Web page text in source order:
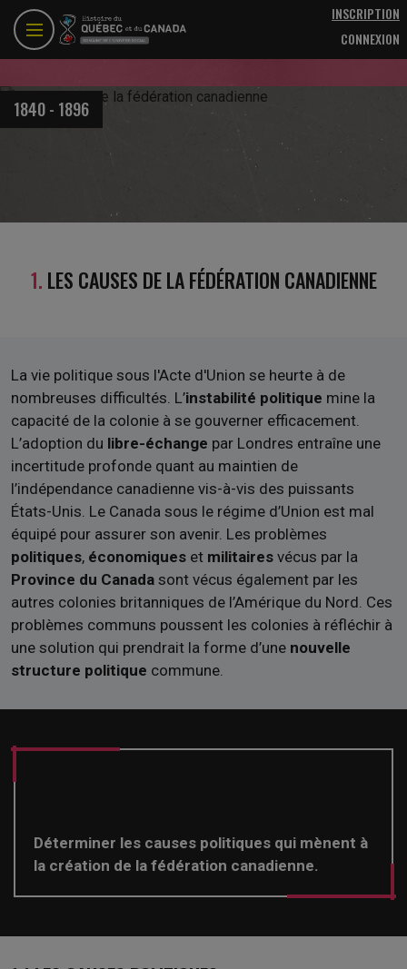
Aller au contenu principal
INSCRIPTION
CONNEXION
1840 - 1896
1. LES CAUSES DE LA FÉDÉRATION CANADIENNE
La vie politique sous l'Acte d'Union se heurte à de
nombreuses difficultés. L’instabilité politique mine la
capacité de la colonie à se gouverner efficacement.
L’adoption du libre-échange par Londres entraîne une
incertitude profonde quant au maintien de
l’indépendance canadienne vis-à-vis des puissants
États-Unis. Le Canada sous le régime d’Union est mal
équipé pour assurer son avenir. Les problèmes
politiques, économiques et militaires vécus par la
Province du Canada sont vécus également par les
autres colonies britanniques de l’Amérique du Nord. Ces
problèmes communs poussent les colonies à réfléchir à
une solution qui prendrait la forme d’une nouvelle
structure politique commune.
Déterminer les causes politiques qui mènent à
la création de la fédération canadienne.